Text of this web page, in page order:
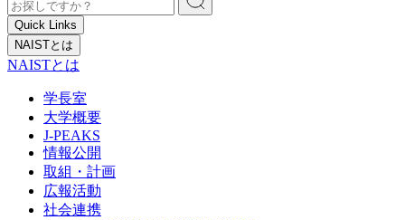
Quick Links
NAISTとは
NAISTとは
学長室
大学概要
J-PEAKS
情報公開
取組・計画
広報活動
社会連携